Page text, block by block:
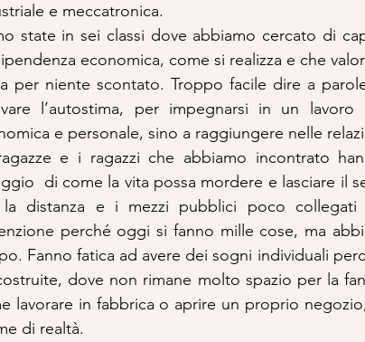
e meccatronica.
state in sei classi dove abbiamo cercato di
economica, come si realizza e che
per niente scontato. Troppo facile dire a
l’autostima, per impegnarsi in un
e personale, sino a raggiungere nelle
e i ragazzi che abbiamo incontrato
di come la vita possa mordere e lasciare il
distanza e i mezzi pubblici poco collegati
perché oggi si fanno mille cose, ma
Fanno fatica ad avere dei sogni individuali
dove non rimane molto spazio per la
lavorare in fabbrica o aprire un proprio
di realtà.